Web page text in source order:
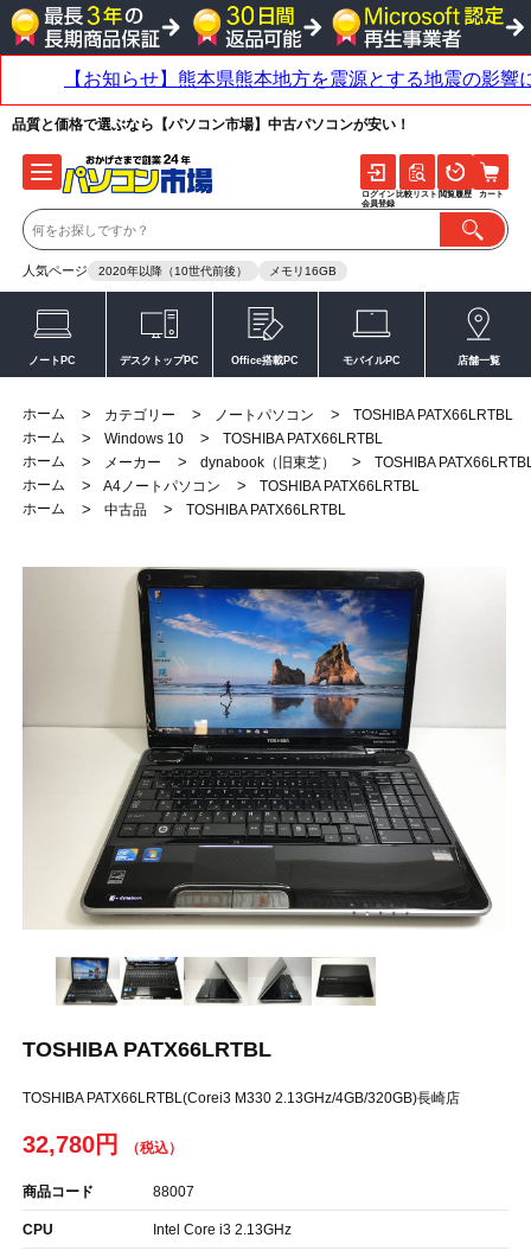
品質と価格で選ぶなら【パソコン市場】中古パソコンが安い！
人気ページ 2020年以降（10世代前後） メモリ16GB
ログイン
会員登録
比較リスト 閲覧履歴 カート
ノートPC デスクトップPC Office搭載PC モバイルPC 店舗一覧
ホーム > カテゴリー > ノートパソコン >
TOSHIBA PATX66LRTBL
ホーム
> Windows 10 >
TOSHIBA PATX66LRTBL
ホーム
> メーカー > dynabook（旧東芝） >
TOSHIBA
ホーム
> A4ノートパソコン >
TOSHIBA PATX66LRTBL
ホーム
> 中古品 > TOSHIBA PATX66LRTBL
TOSHIBA PATX66LRTBL
TOSHIBA PATX66LRTBL(Corei3 M330 2.13GHz/4GB/320GB)長崎店
32,780円
商品コード 88007
CPU Intel Core i3 2.13GHz